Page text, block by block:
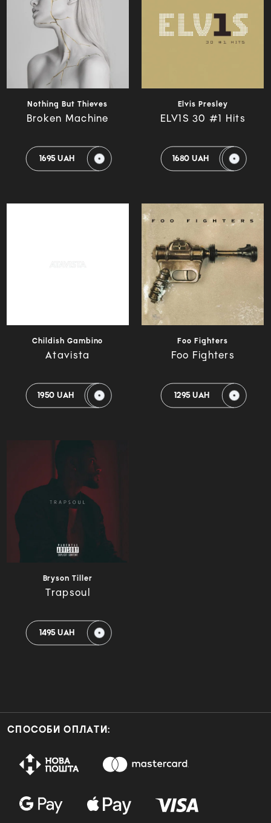
Nothing But Thieves
Broken Machine
1695 UAH
Elvis Presley
ELV1S 30 #1 Hits
1680 UAH
Childish Gambino
Atavista
1950 UAH
Foo Fighters
Foo Fighters
1295 UAH
Bryson Tiller
Trapsoul
1495 UAH
СПОСОБИ ОПЛАТИ: